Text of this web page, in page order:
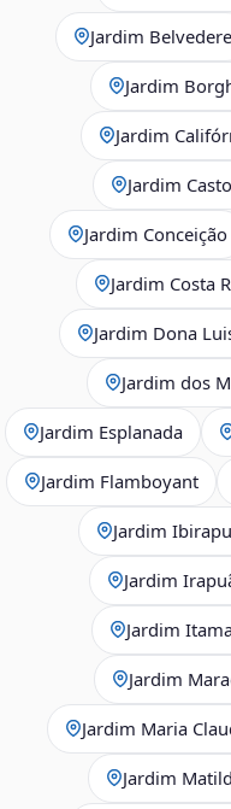
Jardim Belvedere
Jardim
Jardim
Jardim
Jardim Conceição
Jardim Costa
Jardim Dona
Jardim dos
Jardim Esplanada
Jardim Flamboyant
Jardim
Jardim
Jardim
Jardim
Jardim Maria
Jardim